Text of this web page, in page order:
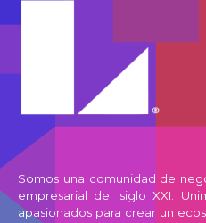
Somos una comunidad de
empresarial del siglo XXI.
apasionados para crear un